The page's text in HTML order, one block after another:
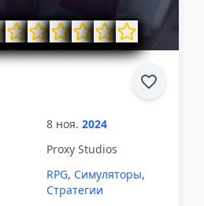
8 ноя. 2024
Proxy Studios
RPG, Симуляторы,
Стратегии